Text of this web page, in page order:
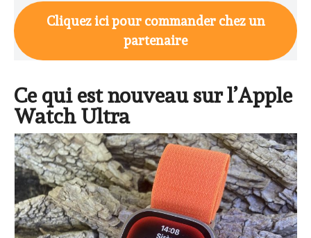
Cliquez ici pour commander chez un
partenaire
Ce qui est nouveau sur l’Apple
Watch Ultra